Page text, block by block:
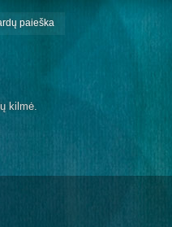
paieška
kilmė.